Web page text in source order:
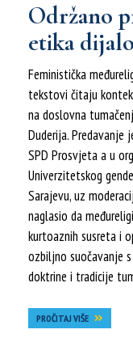
Održano
etika
Feministička
tekstovi čitaju
na doslovna
Duderija.
SPD Prosvjeta a u
Univerzitetskog
Sarajevu, uz
naglasio da
kurtoaznih susreta i
ozbiljno suočavanje
doktrine i tradicije
PROČITAJ VIŠE